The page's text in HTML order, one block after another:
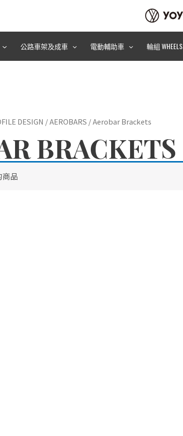
公路車架及成車 電動輔助車 輪組 WHEELS
DESIGN /AEROBARS / Aerobar Brackets
BRACKETS
品